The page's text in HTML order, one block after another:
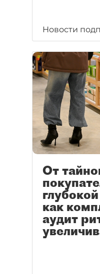
Новости
От
как
аудит